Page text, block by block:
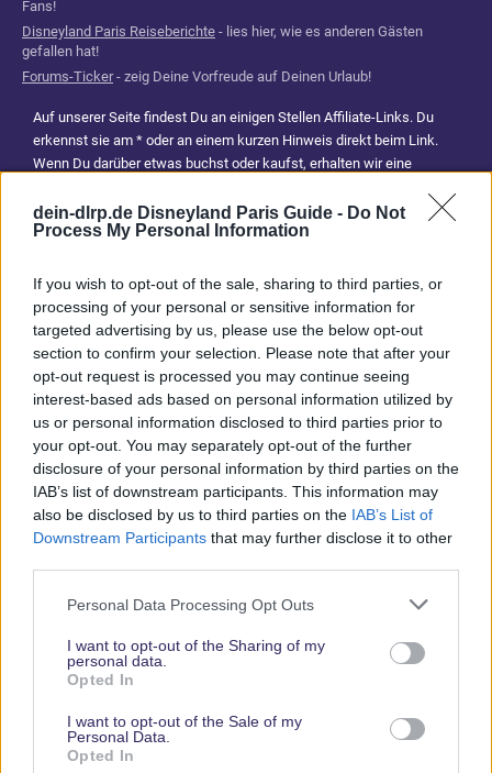
dein-dlrp.de Disneyland Paris Guide - Do Not
Process My Personal Information
If you wish to opt-out of the sale, sharing to third parties, or
processing of your personal or sensitive information for
targeted advertising by us, please use the below opt-out
section to confirm your selection. Please note that after your
opt-out request is processed you may continue seeing
interest-based ads based on personal information utilized by
us or personal information disclosed to third parties prior to
your opt-out. You may separately opt-out of the further
disclosure of your personal information by third parties on the
IAB’s list of downstream participants. This information may
also be disclosed by us to third parties on the IAB’s List of
Downstream Participants that may further disclose it to other
Personal Data Processing Opt Outs
I want to opt-out of the Sharing of my
personal data.
Opted In
I want to opt-out of the Sale of my
Personal Data.
Opted In
Fans!
Disneyland Paris Reiseberichte - lies hier, wie es anderen Gästen
gefallen hat!
Forums-Ticker- zeig Deine Vorfreude auf Deinen Urlaub!
Auf unserer Seite findest Du an einigen Stellen Affiliate-Links. Du
erkennst sie am * oder an einem kurzen Hinweis direkt beim Link.
Wenn Du darüber etwas buchst oder kaufst, erhalten wir eine
Du uns, unsere Reiseführer, Tipps und Planungsinhalte weiterhin
kostenlos anzubieten. Vielen Dank für Deine Unterstützung.
Abonniere jetzt unsere magischen News aus den
Parks
Keine Angebote verpassen
Aktuelle News
Spannende Lesetipps
Gratis und jederzeit kündbar
dass Du unsere